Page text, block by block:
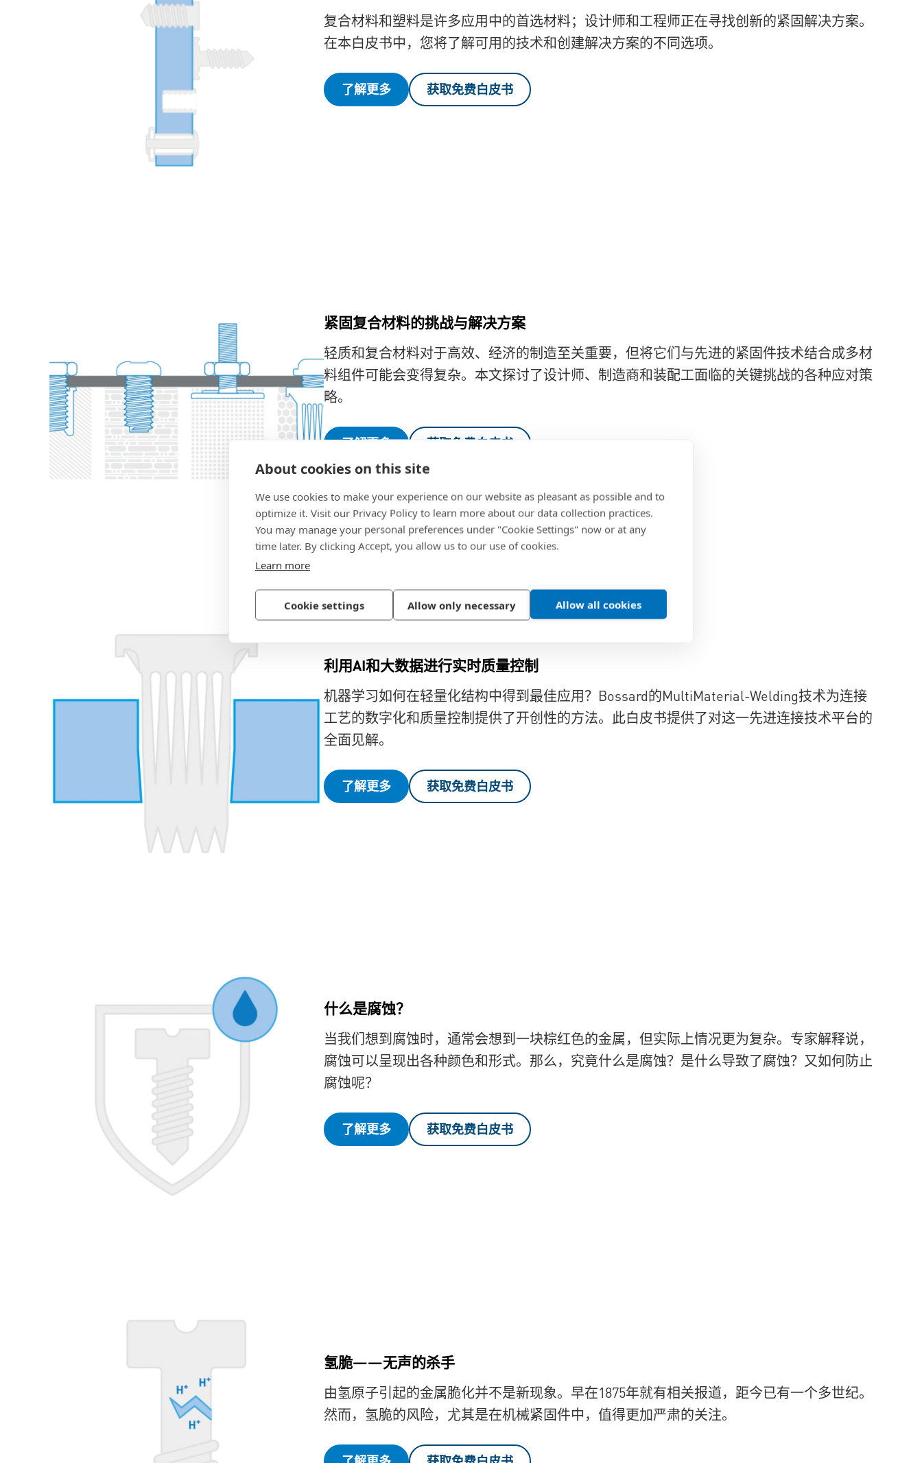
About cookies on this site
We use cookies to make your experience on our website as pleasant as possible and to
optimize it. Visit our Privacy Policy to learn more about our data collection practices.
You may manage your personal preferences under "Cookie Settings" now or at any
time later. By clicking Accept, you allow us to our use of cookies.
Learn more
Cookie settings Allow only necessary Allow all cookies
复合材料和塑料是许多应用中的首选材料；设计师和工程师正在寻找创新的紧固解决方案。
在本白皮书中，您将了解可用的技术和创建解决方案的不同选项。
了解更多 获取免费白皮书
紧固复合材料的挑战与解决方案
轻质和复合材料对于高效、经济的制造至关重要，但将它们与先进的紧固件技术结合成多材
料组件可能会变得复杂。本文探讨了设计师、制造商和装配工面临的关键挑战的各种应对策
略。
了解更多 获取免费白皮书
利用AI和大数据进行实时质量控制
机器学习如何在轻量化结构中得到最佳应用？Bossard的MultiMaterial-Welding技术为连接
工艺的数字化和质量控制提供了开创性的方法。此白皮书提供了对这一先进连接技术平台的
全面见解。
了解更多 获取免费白皮书
什么是腐蚀？
当我们想到腐蚀时，通常会想到一块棕红色的金属，但实际上情况更为复杂。专家解释说，
腐蚀可以呈现出各种颜色和形式。那么，究竟什么是腐蚀？是什么导致了腐蚀？又如何防止
腐蚀呢？
了解更多 获取免费白皮书
氢脆——无声的杀手
由氢原子引起的金属脆化并不是新现象。早在1875年就有相关报道，距今已有一个多世纪。
然而，氢脆的风险，尤其是在机械紧固件中，值得更加严肃的关注。